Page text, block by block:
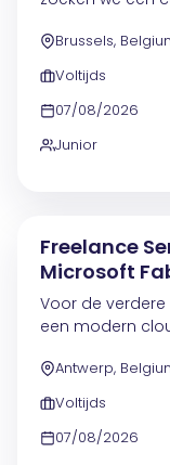
naar een SD-
de migratie van...
Brussels,
Voltijds
07/08/2026
Junior
Freelance
Microsoft
Voor de
een modern
betrouwbare
en...
Antwerp,
Voltijds
07/08/2026